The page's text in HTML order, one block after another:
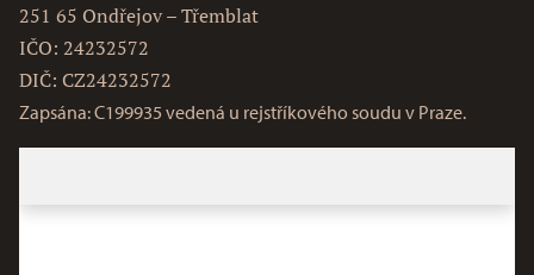
251 65 Ondřejov – Třemblat
IČO: 24232572
DIČ: CZ24232572
Zapsána: C199935 vedená u rejstříkového soudu v Praze.